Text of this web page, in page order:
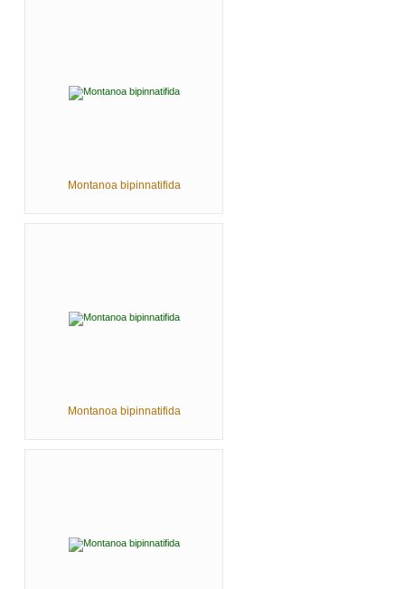
Montanoa bipinnatifida
Montanoa bipinnatifida